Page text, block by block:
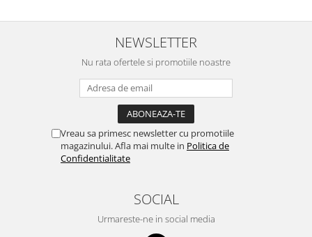
NEWSLETTER
Nu rata ofertele si promotiile noastre
Vreau sa primesc newsletter cu promotiile
magazinului. Afla mai multe in Politica de
Confidentialitate
SOCIAL
Urmareste-ne in social media